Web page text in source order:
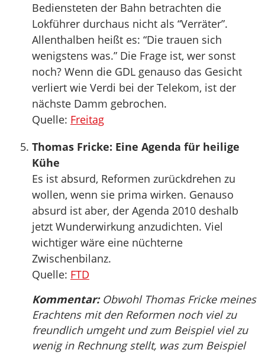
Bediensteten der Bahn betrachten die
Lokführer durchaus nicht als “Verräter”.
Allenthalben heißt es: “Die trauen sich
wenigstens was.” Die Frage ist, wer sonst
noch? Wenn die GDL genauso das Gesicht
verliert wie Verdi bei der Telekom, ist der
nächste Damm gebrochen.
Quelle: Freitag
Thomas Fricke: Eine Agenda für heilige
Kühe
Es ist absurd, Reformen zurückdrehen zu
wollen, wenn sie prima wirken. Genauso
absurd ist aber, der Agenda 2010 deshalb
jetzt Wunderwirkung anzudichten. Viel
wichtiger wäre eine nüchterne
Zwischenbilanz.
Quelle: FTD
Kommentar:Obwohl Thomas Fricke meines
Erachtens mit den Reformen noch viel zu
freundlich umgeht und zum Beispiel viel zu
wenig in Rechnung stellt, was zum Beispiel